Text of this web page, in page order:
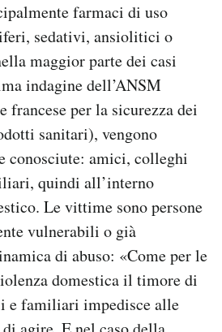
farmaci di uso
sedativi, ansiolitici o
maggior parte dei casi
indagine dell’ANSM
francese per la sicurezza dei
sanitari), vengono
conosciute: amici, colleghi
quindi all’interno
Le vittime sono persone
vulnerabili o già
di abuso: «Come per le
domestica il timore di
e familiari impedisce alle